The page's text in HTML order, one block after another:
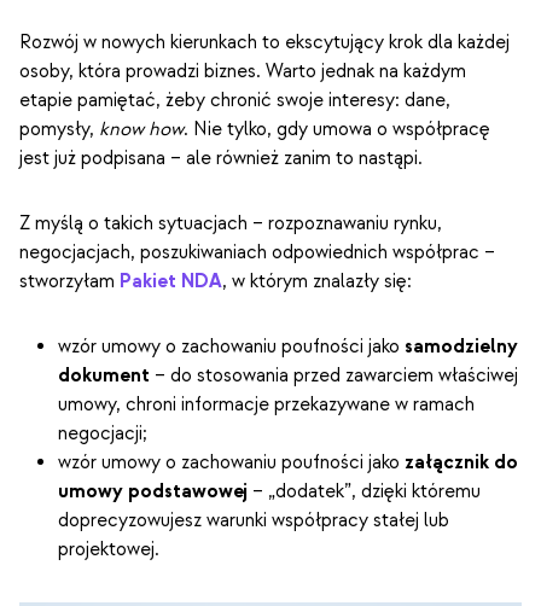
Rozwój w nowych kierunkach to ekscytujący krok dla każdej
osoby, która prowadzi biznes. Warto jednak na każdym
etapie pamiętać, żeby chronić swoje interesy: dane,
pomysły, know how. Nie tylko, gdy umowa o współpracę
jest już podpisana – ale również zanim to nastąpi.
Z myślą o takich sytuacjach – rozpoznawaniu rynku,
negocjacjach, poszukiwaniach odpowiednich współprac –
stworzyłam Pakiet NDA, w którym znalazły się:
wzór umowy o zachowaniu poufności jako samodzielny
dokument – do stosowania przed zawarciem właściwej
umowy, chroni informacje przekazywane w ramach
negocjacji;
wzór umowy o zachowaniu poufności jako załącznik do
umowy podstawowej – „dodatek”, dzięki któremu
doprecyzowujesz warunki współpracy stałej lub
projektowej.